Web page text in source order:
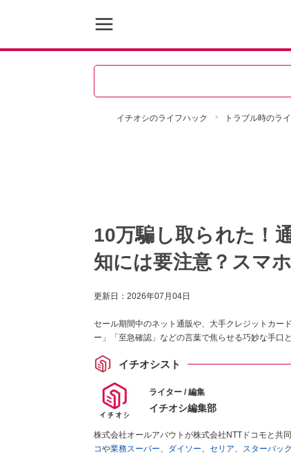
イチオシのライフハック トラブル時のラ
10万騙し取られた！
知には要注意？スマ
更新日： 2026年07月04日
セール期間中のネット通販や、大手クレジットカー
ー」「至急確認」などの言葉で焦らせる巧妙な手口
イチオシスト
ライター / 編集
イチオシ編集部
株式会社オールアバウトが株式会社NTTドコモと共
コや業務スーパー、 ダイソー、 セリア、 スターバッ